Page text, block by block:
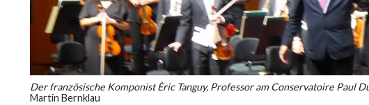
Der französische Komponist Èric Tanguy, Professor am Conservatoire Paul
Martin Bernklau